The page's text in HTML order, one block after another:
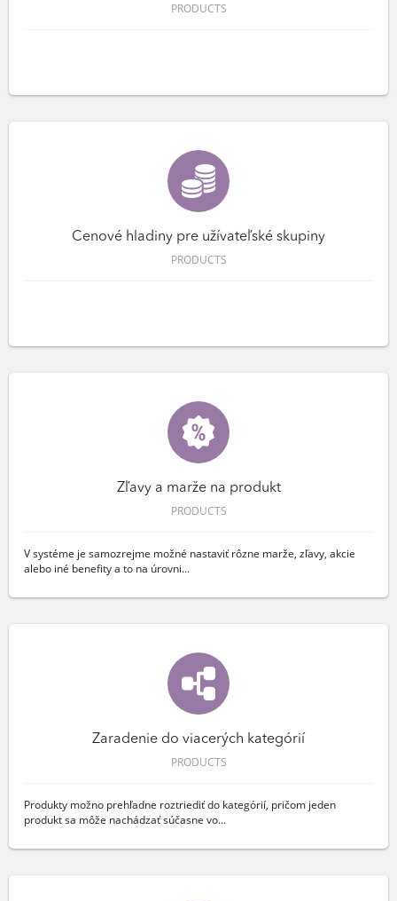
PRODUCTS
Cenové hladiny pre užívateľské skupiny
PRODUCTS
Zľavy a marže na produkt
PRODUCTS
V systéme je samozrejme možné nastaviť rôzne marže, zľavy, akcie
alebo iné benefity a to na úrovni...
Zaradenie do viacerých kategórií
PRODUCTS
Produkty možno prehľadne roztriediť do kategórií, pričom jeden
produkt sa môže nachádzať súčasne vo...